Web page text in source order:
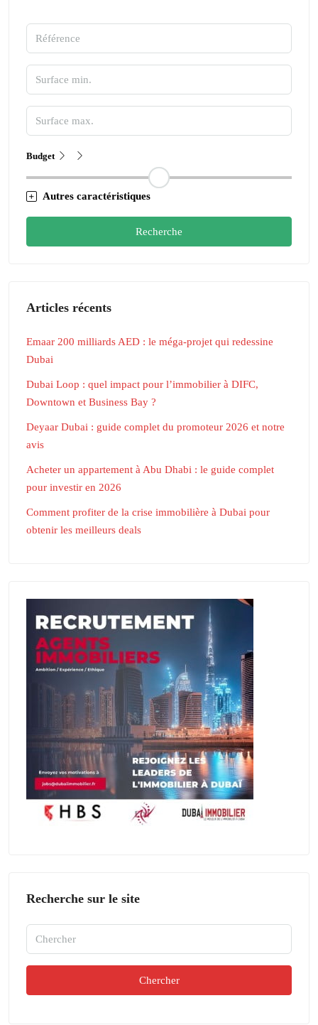
Budget
Autres caractéristiques
Recherche
Articles récents
Emaar 200 milliards AED : le méga-projet qui redessine
Dubai
Dubai Loop : quel impact pour l’immobilier à DIFC,
Downtown et Business Bay ?
Deyaar Dubai : guide complet du promoteur 2026 et notre
avis
Acheter un appartement à Abu Dhabi : le guide complet
pour investir en 2026
Comment profiter de la crise immobilière à Dubai pour
obtenir les meilleurs deals
Recherche sur le site
Chercher